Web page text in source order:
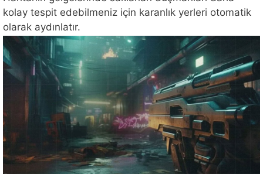
kolay tespit edebilmeniz için karanlık yerleri otomatik
olarak aydınlatır.